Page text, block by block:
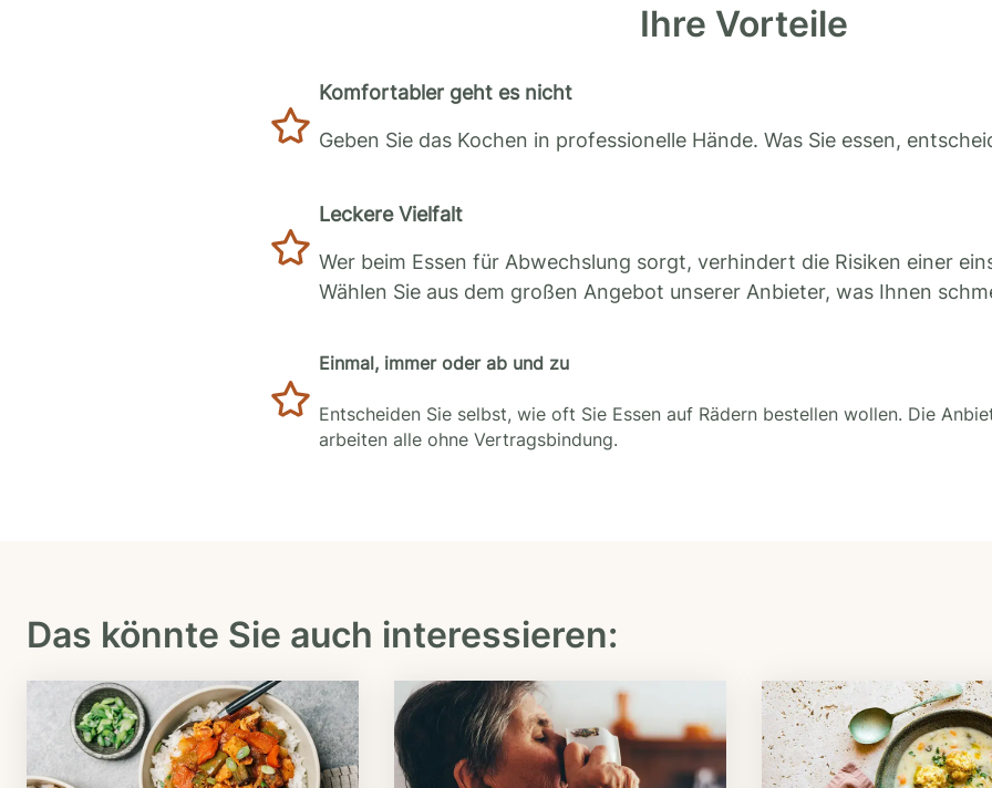
Ihre Vorteile
Komfortabler geht es nicht
Geben Sie das Kochen in professionelle Hände. Was Sie essen,
Leckere Vielfalt
Wer beim Essen für Abwechslung sorgt, verhindert die Risiken einer
Wählen Sie aus dem großen Angebot unserer Anbieter, was Ihnen
Einmal, immer oder ab und zu
Entscheiden Sie selbst, wie oft Sie Essen auf Rädern bestellen wollen. Die
arbeiten alle ohne Vertragsbindung.
Das könnte Sie auch interessieren: